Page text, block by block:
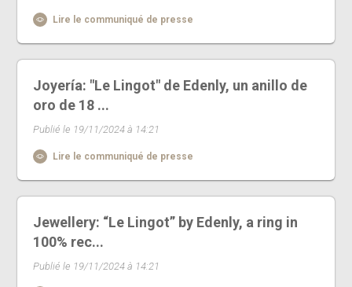
Lire le communiqué de presse
Joyería: "Le Lingot" de Edenly, un anillo de
oro de 18 ...
Publié le 19/11/2024 à 14:21
Lire le communiqué de presse
Jewellery: “Le Lingot” by Edenly, a ring in
100% rec...
Publié le 19/11/2024 à 14:21